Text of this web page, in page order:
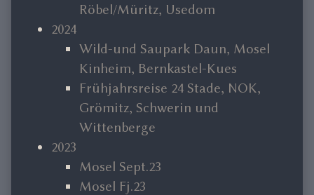
Röbel/Müritz, Usedom
2024
Wild-und Saupark Daun, Mosel
Kinheim, Bernkastel-Kues
Frühjahrsreise 24 Stade, NOK,
Grömitz, Schwerin und
Wittenberge
2023
Mosel Sept.23
Mosel Fj.23